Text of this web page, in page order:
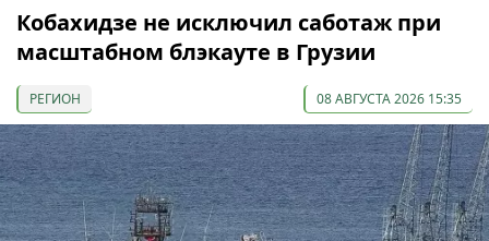
Кобахидзе не исключил саботаж при
масштабном блэкауте в Грузии
РЕГИОН 08 АВГУСТА 2026 15:35